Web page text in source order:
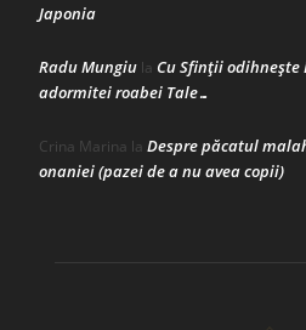
Japonia
Radu Mungiu la Cu Sfinții
adormitei roabei Tale…
Crina Marina la Despre păcatul
onaniei (pazei de a nu avea copii)